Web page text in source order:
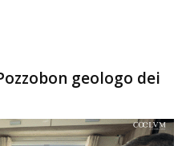
geologo dei